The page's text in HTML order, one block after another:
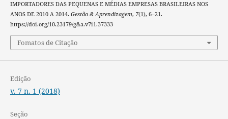
IMPORTADORES DAS PEQUENAS E MÉDIAS EMPRESAS BRASILEIRAS NOS
ANOS DE 2010 A 2014. Gestão & Aprendizagem, 7(1), 6–21.
https://doi.org/10.23179/g&a.v7i1.37333
Fomatos de Citação
Edição
v. 7 n. 1 (2018)
Seção